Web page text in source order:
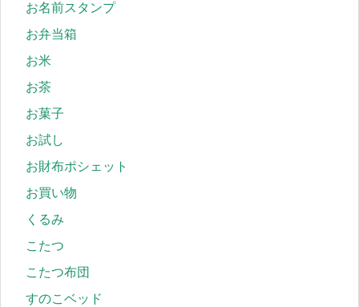
お名前スタンプ
お弁当箱
お米
お茶
お菓子
お試し
お財布ポシェット
お買い物
くるみ
こたつ
こたつ布団
すのこベッド